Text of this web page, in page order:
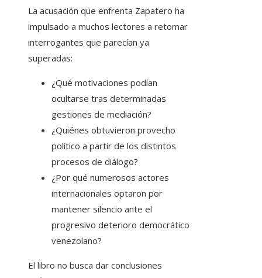
La acusación que enfrenta Zapatero ha
impulsado a muchos lectores a retomar
interrogantes que parecían ya
superadas:
¿Qué motivaciones podían
ocultarse tras determinadas
gestiones de mediación?
¿Quiénes obtuvieron provecho
político a partir de los distintos
procesos de diálogo?
¿Por qué numerosos actores
internacionales optaron por
mantener silencio ante el
progresivo deterioro democrático
venezolano?
El libro no busca dar conclusiones